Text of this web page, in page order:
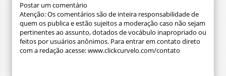
Postar um comentário
Atenção: Os comentários são de inteira responsabilidade de
quem os publica e estão sujeitos a moderação caso não sejam
pertinentes ao assunto, dotados de vocábulo inapropriado ou
feitos por usuários anônimos. Para entrar em contato direto
com a redação acesse: www.clickcurvelo.com/contato